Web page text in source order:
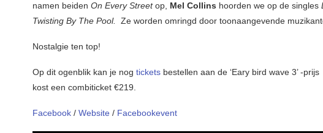
namen beiden On Every Streetop, Mel Collins hoorden we op de singles
Twisting By The Pool.
Ze worden omringd door toonaangevende
Nostalgie ten top!
Op dit ogenblik kan je nog tickets bestellen aan de ‘Eary bird wave 3’ -
kost een combiticket €219.
Facebook / Website / Facebookevent